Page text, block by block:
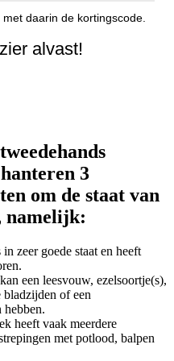
daarin de kortingscode.
alvast!
3
om de staat van
namelijk:
zeer goede staat en heeft
een leesvouw, ezelsoortje(s),
of een
hebben.
heeft vaak meerdere
met potlood, balpen